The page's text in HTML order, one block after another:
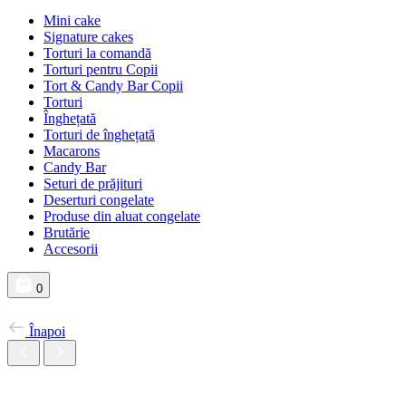
Mini cake
Signature cakes
Torturi la comandă
Torturi pentru Copii
Tort & Candy Bar Copii
Torturi
Înghețată
Torturi de înghețată
Macarons
Candy Bar
Seturi de prăjituri
Deserturi congelate
Produse din aluat congelate
Brutărie
Accesorii
0
Înapoi